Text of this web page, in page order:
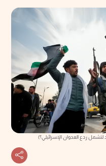
ردع العدوان الإسرائيلي؟)